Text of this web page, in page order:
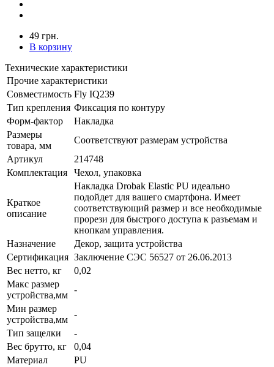
49 грн.
В корзину
Технические характеристики
Прочие характеристики
Совместимость Fly IQ239
Тип крепления Фиксация по контуру
Форм-фактор
Накладка
Размеры
товара, мм
Соответствуют размерам устройства
Артикул
214748
Комплектация
Чехол, упаковка
Краткое
описание
Накладка Drobak Elastic PU идеально
подойдет для вашего смартфона. Имеет
соответствующий размер и все необходимые
прорези для быстрого доступа к разъемам и
кнопкам управления.
Назначение
Декор, защита устройства
Сертификация Заключение СЭС 56527 от 26.06.2013
Вес нетто, кг
0,02
Макс размер
устройства,мм
-
Мин размер
устройства,мм
-
Тип защелки
-
Вес брутто, кг
0,04
Материал
PU